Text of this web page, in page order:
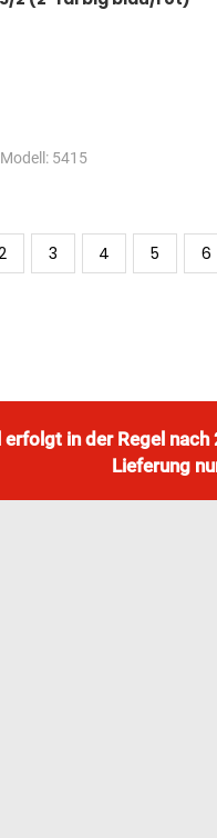
5415
3 4 5 6
erfolgt in der Regel
Lieferung